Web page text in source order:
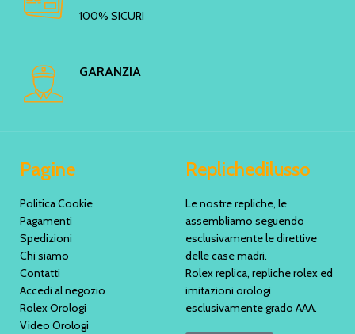
100% SICURI
GARANZIA
Pagine
Politica Cookie
Pagamenti
Spedizioni
Chi siamo
Contatti
Accedi al negozio
Rolex Orologi
Video Orologi
Replichedilusso
Le nostre repliche, le
assembliamo seguendo
esclusivamente le direttive
delle case madri.
Rolex replica, repliche rolex ed
imitazioni orologi
esclusivamente grado AAA.